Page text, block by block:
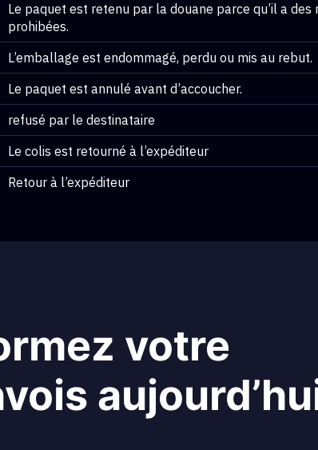
Le paquet est retenu par la douane parce qu’il a des
prohibées.
L’emballage est endommagé, perdu ou mis au rebut.
Le paquet est annulé avant d’accoucher.
refusé par le destinataire
Le colis est retourné à l’expéditeur
Retour à l’expéditeur
votre